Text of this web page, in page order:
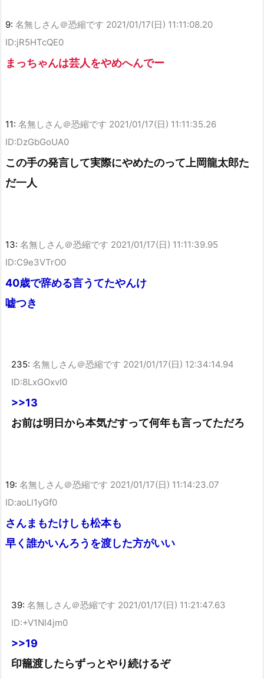
9: 名無しさん＠恐縮です 2021/01/17(日) 11:11:08.20
ID:jR5HTcQE0
まっちゃんは芸人をやめへんでー
11: 名無しさん＠恐縮です 2021/01/17(日) 11:11:35.26
ID:DzGbGoUA0
この手の発言して実際にやめたのって上岡龍太郎た
だ一人
13: 名無しさん＠恐縮です 2021/01/17(日) 11:11:39.95
ID:C9e3VTrO0
40歳で辞める言うてたやんけ
嘘つき
235: 名無しさん＠恐縮です 2021/01/17(日) 12:34:14.94
ID:8LxGOxvI0
>>13
お前は明日から本気だすって何年も言ってただろ
19: 名無しさん＠恐縮です 2021/01/17(日) 11:14:23.07
ID:aoLl1yGf0
さんまもたけしも松本も
早く誰かいんろうを渡した方がいい
39: 名無しさん＠恐縮です 2021/01/17(日) 11:21:47.63
ID:+V1NI4jm0
>>19
印籠渡したらずっとやり続けるぞ